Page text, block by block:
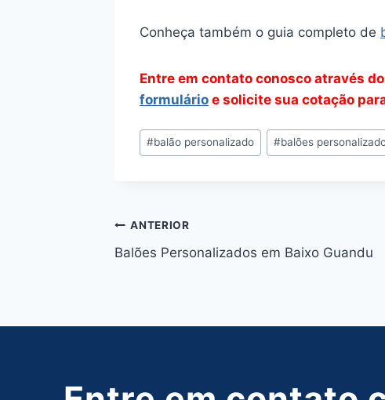
Conheça também o guia completo de
Entre em contato conosco através do
formulário e solicite sua cotação
Tags
do
#balão personalizado #balões
Navegação
de
ANTERIOR
Balões Personalizados em Baixo Guandu